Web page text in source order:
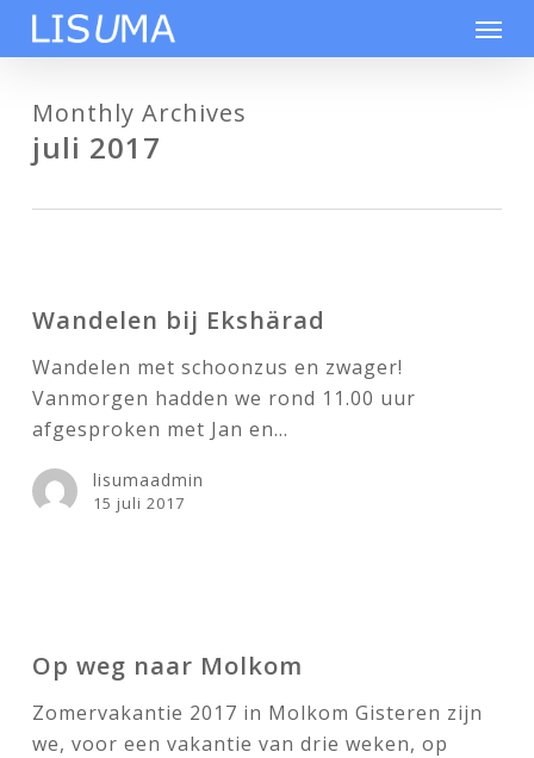
Skip
content
Monthly Archives
juli 2017
bij
Wandelen bij Ekshärad
Wandelen met schoonzus en zwager!
Vanmorgen hadden we rond 11.00 uur
afgesproken met Jan en…
lisumaadmin
15 juli 2017
weg
naar
Molkom
Op weg naar Molkom
Zomervakantie 2017 in Molkom Gisteren zijn
we, voor een vakantie van drie weken, op